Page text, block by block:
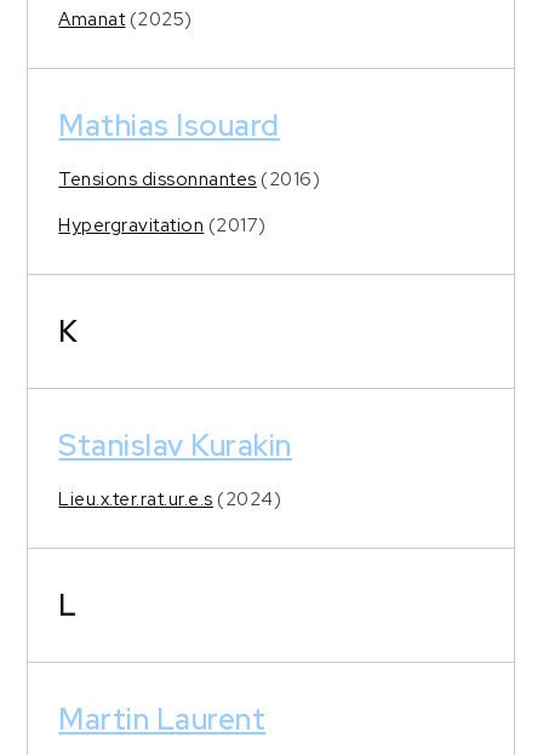
Amanat(2025)
Mathias Isouard
Tensions dissonnantes (2016)
Hypergravitation (2017)
K
Stanislav Kurakin
Lieu.x.ter.rat.ur.e.s (2024)
L
Martin Laurent